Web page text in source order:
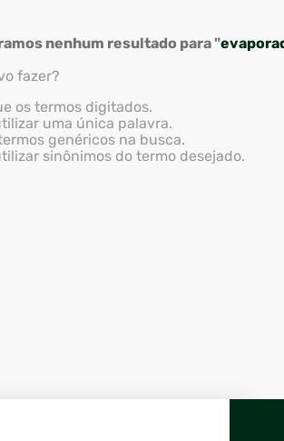
nenhum resultado para "
fazer?
os termos digitados.
uma única palavra.
genéricos na busca.
sinônimos do termo desejado.